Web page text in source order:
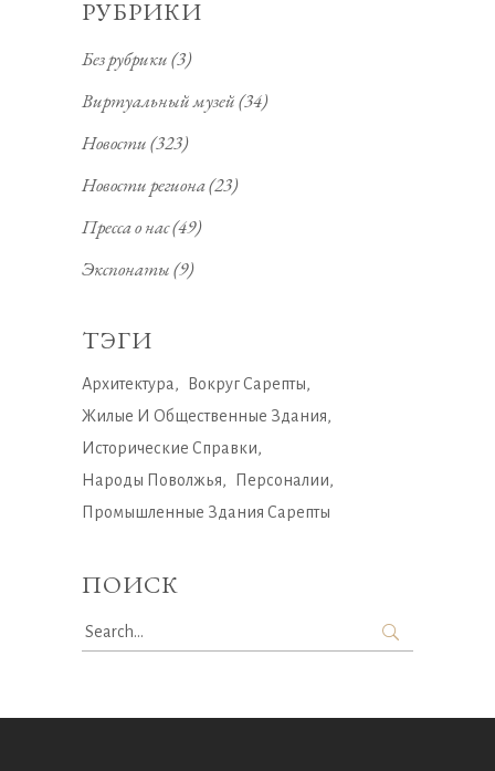
РУБРИКИ
Без рубрики(3)
Виртуальный музей(34)
Новости(323)
Новости региона(23)
Пресса о нас(49)
Экспонаты(9)
ТЭГИ
Архитектура
Вокруг Сарепты
Жилые И Общественные Здания
Исторические Справки
Народы Поволжья
Персоналии
Промышленные Здания Сарепты
ПОИСК
Search
for: